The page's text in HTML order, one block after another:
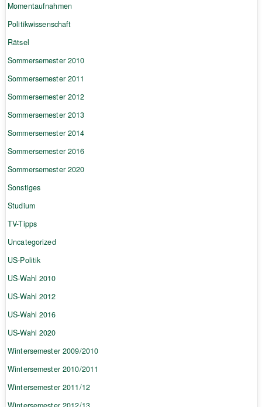
Momentaufnahmen
Politikwissenschaft
Rätsel
Sommersemester 2010
Sommersemester 2011
Sommersemester 2012
Sommersemester 2013
Sommersemester 2014
Sommersemester 2016
Sommersemester 2020
Sonstiges
Studium
TV-Tipps
Uncategorized
US-Politik
US-Wahl 2010
US-Wahl 2012
US-Wahl 2016
US-Wahl 2020
Wintersemester 2009/2010
Wintersemester 2010/2011
Wintersemester 2011/12